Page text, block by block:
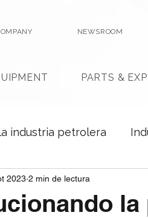
NEWSROOM
PARTS &
industria petrolera
2023 2 min de lectura